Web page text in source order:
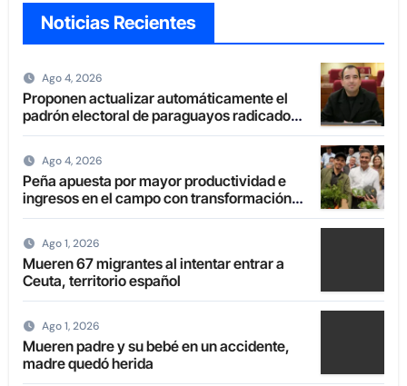
Noticias Recientes
Ago 4, 2026
Proponen actualizar automáticamente el
padrón electoral de paraguayos radicados
en el extranjero
Ago 4, 2026
Peña apuesta por mayor productividad e
ingresos en el campo con transformación
de la agricultura familiar
Ago 1, 2026
Mueren 67 migrantes al intentar entrar a
Ceuta, territorio español
Ago 1, 2026
Mueren padre y su bebé en un accidente,
madre quedó herida